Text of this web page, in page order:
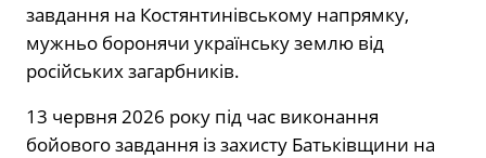
завдання на Костянтинівському напрямку,
мужньо боронячи українську землю від
російських загарбників.
13 червня 2026 року під час виконання
бойового завдання із захисту Батьківщини на